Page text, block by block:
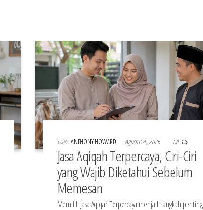
Oleh ANTHONY HOWARD Agustus 4, 2026 Off
Jasa Aqiqah Terpercaya, Ciri-Ciri
yang Wajib Diketahui Sebelum
Memesan
Memilih Jasa Aqiqah Terpercaya menjadi langkah penting